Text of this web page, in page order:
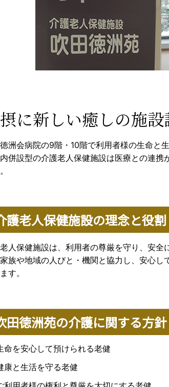
に新しい癒しの施設
洲会病院の9階・10階で利用者様の生命と生
併設型の介護老人保健施設は医療との連
護老人保健施設の理念と役割
人保健施設は、 利用者の尊厳を守り、安全
族や地域の人びと・機関と協力し、安心
す。
田徳洲苑の介護に関する方針
命を安心して預けられる老健
康と生活を守る老健